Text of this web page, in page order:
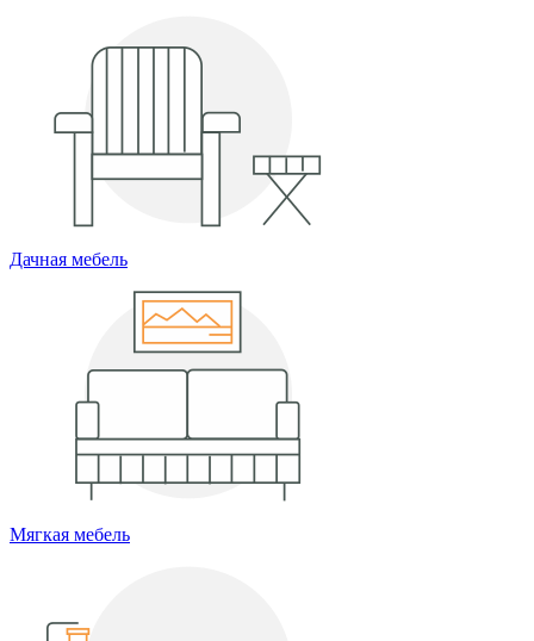
Дачная мебель
Мягкая мебель